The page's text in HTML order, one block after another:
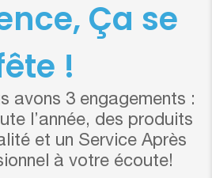
Ça se
!
avons 3 engagements :
l’année, des produits
et un Service Après
à votre écoute!